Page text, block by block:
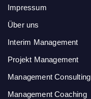
Impressum
Über uns
Interim Management
Projekt Management
Management Consulting
Management Coaching